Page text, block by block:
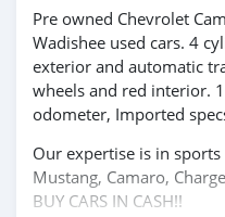
Pre owned Chevrolet
Wadishee used cars. 4
exterior and automatic
wheels and red interior.
odometer, Imported
Our expertise is in
Mustang, Camaro,
BUY CARS IN CASH!!